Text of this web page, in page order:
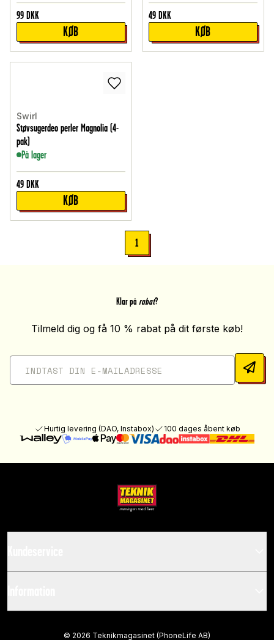
99 DKK
KØB
49 DKK
KØB
Swirl
Støvsugerdeo perler Magnolia (4-
pak)
På lager
49 DKK
KØB
1
Klar på rabat?
Tilmeld dig og få 10 % rabat på dit første køb!
Hurtig levering (DAO, Instabox) 100 dages åbent køb
© 2026 Teknikmagasinet (PhoneLife AB)